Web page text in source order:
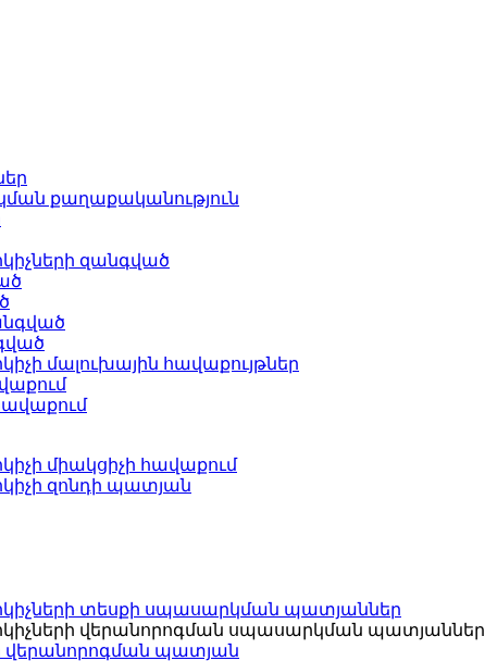
քաղաքականություն
զանգված
մալուխային հավաքույթներ
միակցիչի հավաքում
զոնդի պատյան
տեսքի սպասարկման պատյաններ
վերանորոգման սպասարկման պատյաններ
վերանորոգման պատյան